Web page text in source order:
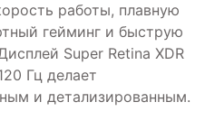
работы, плавную
гейминг и быструю
Super Retina XDR
Гц делает
и детализированным.